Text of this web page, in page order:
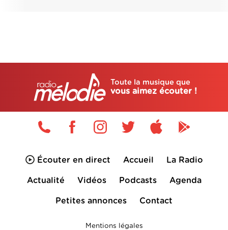
Toute la musique que
vous aimez écouter !
Écouter en direct Accueil La Radio
Actualité Vidéos Podcasts Agenda
Petites annonces Contact
Mentions légales